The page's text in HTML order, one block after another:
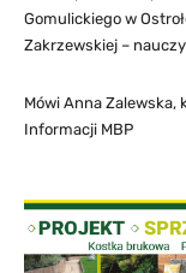
Gomulickiego w
Zakrzewskiej –
Mówi Anna Zalewska,
Informacji MBP